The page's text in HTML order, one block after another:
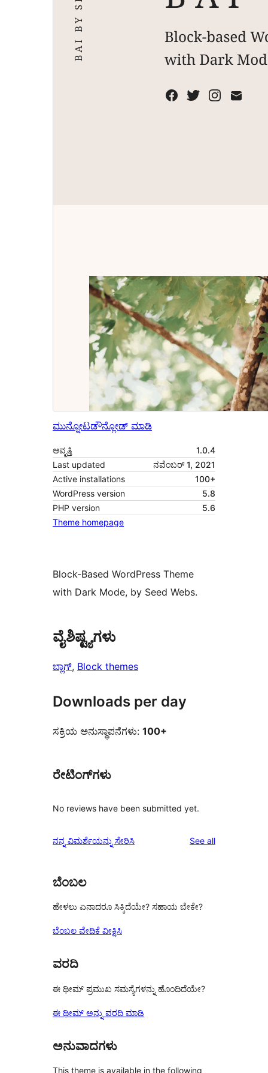
ಮುನ್ನೋಟಡೌನ್ಲೋಡ್ ಮಾಡಿ
ಆವೃತ್ತಿ
1.0.4
Last updated
ನವೆಂಬರ್ 1, 2021
Active installations
100+
WordPress version
5.8
PHP version
5.6
Theme homepage
Block-Based WordPress Theme
with Dark Mode, by Seed Webs.
ವೈಶಿಷ್ಟ್ಯಗಳು
ಬ್ಲಾಗ್, Block themes
Downloads per day
ಸಕ್ರಿಯ ಅನುಸ್ಥಾಪನೆಗಳು: 100+
ರೇಟಿಂಗ್‌ಗಳು
No reviews have been submitted yet.
ನನ್ನ ವಿಮರ್ಶೆಯನ್ನು ಸೇರಿಸಿ See allreviews
ಬೆಂಬಲ
ಹೇಳಲು ಏನಾದರೂ ಸಿಕ್ಕಿದೆಯೇ? ಸಹಾಯ ಬೇಕೇ?
ಬೆಂಬಲ ವೇದಿಕೆ ವೀಕ್ಷಿಸಿ
ವರದಿ
ಈ ಥೀಮ್ ಪ್ರಮುಖ ಸಮಸ್ಯೆಗಳನ್ನು ಹೊಂದಿದೆಯೇ?
ಈ ಥೀಮ್ ಅನ್ನು ವರದಿ ಮಾಡಿ
ಅನುವಾದಗಳು
This theme is available in the following